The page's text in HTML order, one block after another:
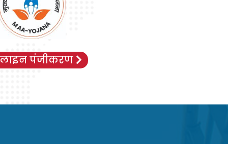
पंजीकरण